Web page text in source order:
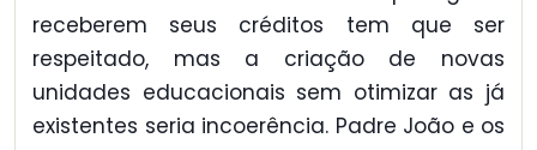
receberem seus créditos tem que ser
respeitado, mas a criação de novas
unidades educacionais sem otimizar as já
existentes seria incoerência. Padre João e os